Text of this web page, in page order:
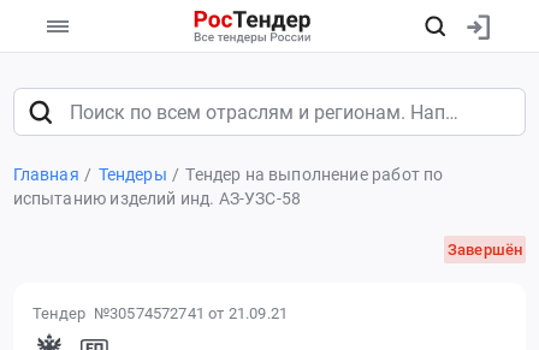
Главная Тендеры
Тендер на выполнение работ по
испытанию изделий инд. АЗ-УЗС-58
Завершён
Тендер №30574572741 от 21.09.21